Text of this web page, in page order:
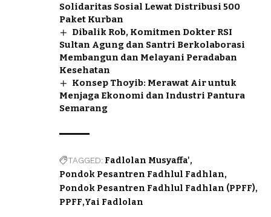
Solidaritas Sosial Lewat Distribusi 500
Paket Kurban
Dibalik Rob, Komitmen Dokter RSI
Sultan Agung dan Santri Berkolaborasi
Membangun dan Melayani Peradaban
Kesehatan
Konsep Thoyib: Merawat Air untuk
Menjaga Ekonomi dan Industri Pantura
Semarang
TAGGED: Fadlolan Musyaffa'
Pondok Pesantren Fadhlul Fadhlan
Pondok Pesantren Fadhlul Fadhlan (PPFF)
PPFF Yai Fadlolan